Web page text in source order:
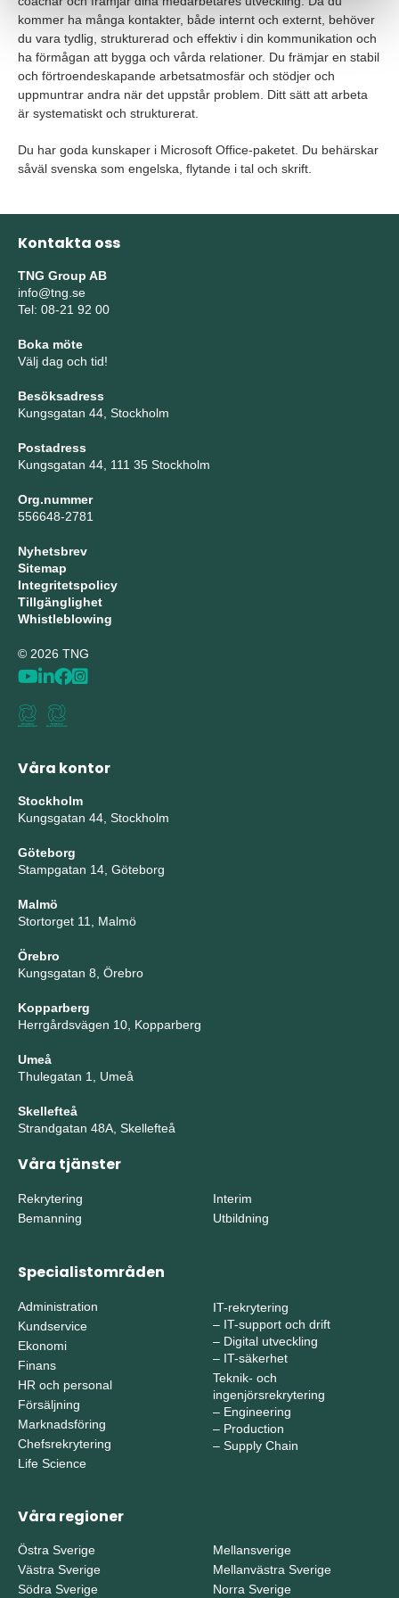
kommer ha många kontakter, både internt och externt, behöver
du vara tydlig, strukturerad och effektiv i din kommunikation och
ha förmågan att bygga och vårda relationer. Du främjar en stabil
och förtroendeskapande arbetsatmosfär och stödjer och
uppmuntrar andra när det uppstår problem. Ditt sätt att arbeta
är systematiskt och strukturerat.
Du har goda kunskaper i Microsoft Office-paketet. Du behärskar
såväl svenska som engelska, flytande i tal och skrift.
Kontakta oss
TNG Group AB
info@tng.se
Tel: 08-21 92 00
Boka möte
Välj dag och tid!
Besöksadress
Kungsgatan 44, Stockholm
Postadress
Kungsgatan 44, 111 35 Stockholm
Org.nummer
556648-2781
Nyhetsbrev
Sitemap
Integritetspolicy
Tillgänglighet
Whistleblowing
© 2026 TNG
Våra kontor
Stockholm
Kungsgatan 44, Stockholm
Göteborg
Stampgatan 14, Göteborg
Malmö
Stortorget 11, Malmö
Örebro
Kungsgatan 8, Örebro
Kopparberg
Herrgårdsvägen 10, Kopparberg
Umeå
Thulegatan 1, Umeå
Skellefteå
Strandgatan 48A, Skellefteå
Våra tjänster
Rekrytering
Bemanning
Interim
Utbildning
Specialistområden
Administration
Kundservice
Ekonomi
Finans
HR och personal
Försäljning
Marknadsföring
Chefsrekrytering
Life Science
IT-rekrytering
– IT-support och drift
– Digital utveckling
– IT-säkerhet
Teknik- och
ingenjörsrekrytering
– Engineering
– Production
– Supply Chain
Våra regioner
Östra Sverige
Västra Sverige
Södra Sverige
Mellansverige
Mellanvästra Sverige
Norra Sverige